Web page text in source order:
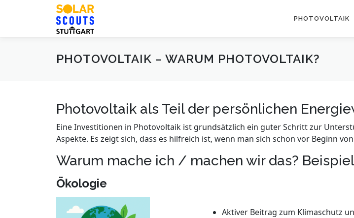
PHOTOVOLTAIK
PHOTOVOLTAIK – WARUM PHOTOVOLTAIK?
Photovoltaik als Teil der persönlichen
Eine Investitionen in Photovoltaik ist grundsätzlich ein guter Schritt zur
Aspekte. Es zeigt sich, dass es hilfreich ist, wenn man sich schon vor Beginn
Warum mache ich / machen wir das?
Ökologie
Aktiver Beitrag zum Klimaschutz